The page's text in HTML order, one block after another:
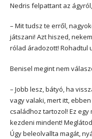
Nedris felpattant az
– Mit tudsz te erről,
játszani! Azt hiszed,
rólad áradozott! Rohadtul
Benisel megint nem
– Jobb lesz, bátyó, ha
vagy valaki, mert itt,
családhoz tartozol! Ez
kezdeni mindent!
Úgy beleolvallta magát,